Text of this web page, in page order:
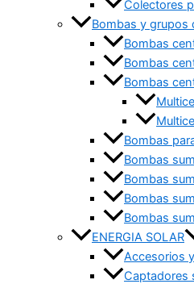
Colectores
Bombas y grupos
Bombas
Bombas
Bombas
Bombas
Bombas
Bombas
Bombas
Bombas
ENERGIA SOLAR
Accesorios
Captadores